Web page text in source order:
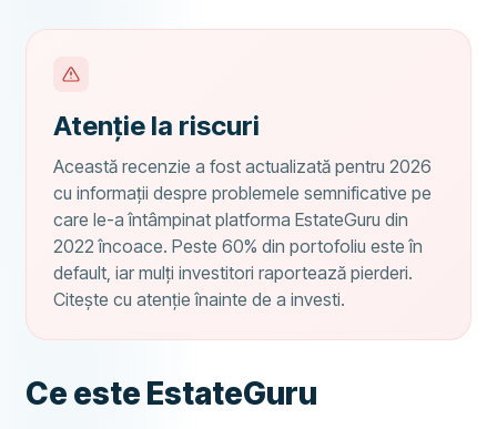
Atenție la riscuri
Această recenzie a fost actualizată pentru 2026
cu informații despre problemele semnificative pe
care le-a întâmpinat platforma EstateGuru din
2022 încoace. Peste 60% din portofoliu este în
default, iar mulți investitori raportează pierderi.
Citește cu atenție înainte de a investi.
Ce este EstateGuru